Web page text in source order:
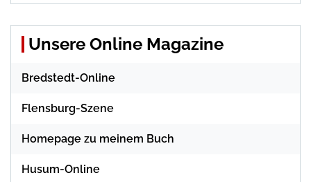
Unsere Online Magazine
Bredstedt-Online
Flensburg-Szene
Homepage zu meinem Buch
Husum-Online